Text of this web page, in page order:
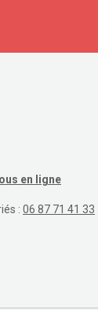
en ligne
: 06 87 71 41 33